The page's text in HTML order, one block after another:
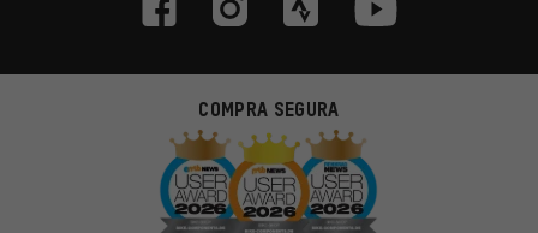
COMPRA SEGURA